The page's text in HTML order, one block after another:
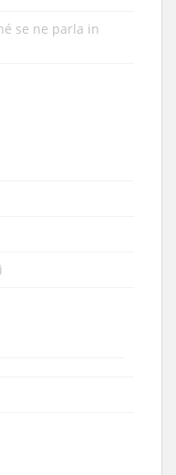
se ne parla in